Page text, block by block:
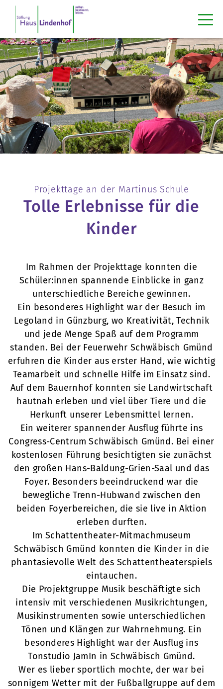
Projekttage an der Martinus Schule
Tolle Erlebnisse für die
Kinder
Im Rahmen der Projekttage konnten die
Schüler:innen spannende Einblicke in ganz
unterschiedliche Bereiche gewinnen.
Ein besonderes Highlight war der Besuch im
Legoland in Günzburg, wo Kreativität, Technik
und jede Menge Spaß auf dem Programm
standen. Bei der Feuerwehr Schwäbisch Gmünd
erfuhren die Kinder aus erster Hand, wie wichtig
Teamarbeit und schnelle Hilfe im Einsatz sind.
Auf dem Bauernhof konnten sie Landwirtschaft
hautnah erleben und viel über Tiere und die
Herkunft unserer Lebensmittel lernen.
Ein weiterer spannender Ausflug führte ins
Congress-Centrum Schwäbisch Gmünd. Bei einer
kostenlosen Führung besichtigten sie zunächst
den großen Hans-Baldung-Grien-Saal und das
Foyer. Besonders beeindruckend war die
bewegliche Trenn-Hubwand zwischen den
beiden Foyerbereichen, die sie live in Aktion
erleben durften.
Im Schattentheater-Mitmachmuseum
Schwäbisch Gmünd konnten die Kinder in die
phantasievolle Welt des Schattentheaterspiels
eintauchen.
Die Projektgruppe Musik beschäftigte sich
intensiv mit verschiedenen Musikrichtungen,
Musikinstrumenten sowie unterschiedlichen
Tönen und Klängen zur Wahrnehmung. Ein
besonderes Highlight war der Ausflug ins
Tonstudio JamIn in Schwäbisch Gmünd.
Wer es lieber sportlich mochte, der war bei
sonnigem Wetter mit der Fußballgruppe auf dem